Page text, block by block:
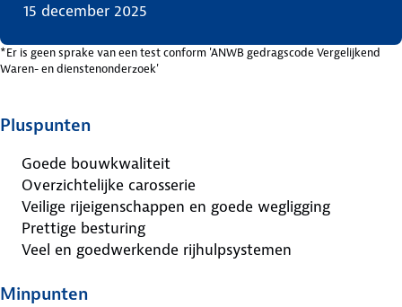
15 december 2025
*Er is geen sprake van een test conform 'ANWB gedragscode Vergelijkend
Waren- en dienstenonderzoek'
Pluspunten
Goede bouwkwaliteit
Overzichtelijke carosserie
Veilige rijeigenschappen en goede wegligging
Prettige besturing
Veel en goedwerkende rijhulpsystemen
Minpunten